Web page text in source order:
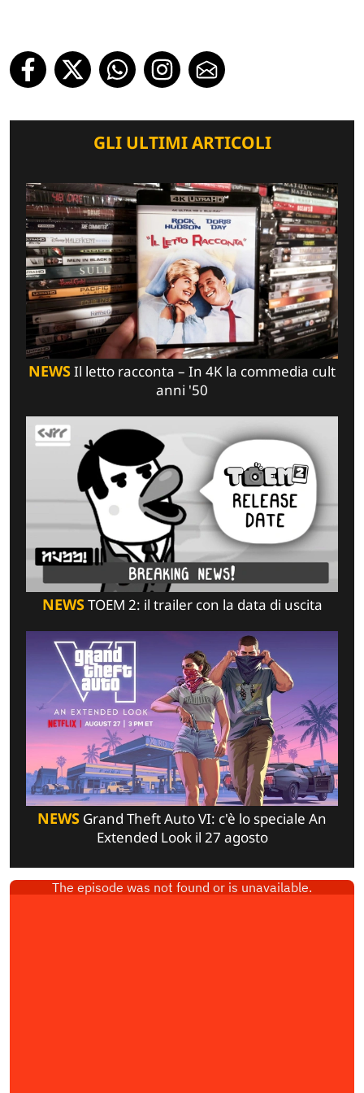
GLI ULTIMI ARTICOLI
NEWSIl letto racconta – In 4K la commedia cult
anni '50
NEWSTOEM 2: il trailer con la data di uscita
NEWS Grand Theft Auto VI: c'è lo speciale An
Extended Look il 27 agosto